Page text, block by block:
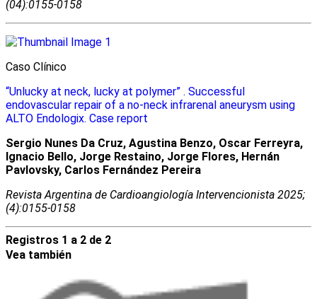
(04):0155-0158
Caso Clínico
“Unlucky at neck, lucky at polymer” . Successful
endovascular repair of a no-neck infrarenal aneurysm using
ALTO Endologix. Case report
Sergio Nunes Da Cruz, Agustina Benzo, Oscar Ferreyra,
Ignacio Bello, Jorge Restaino, Jorge Flores, Hernán
Pavlovsky, Carlos Fernández Pereira
Revista Argentina de Cardioangiologí­a Intervencionista 2025;
(4):0155-0158
Registros 1 a 2 de 2
Vea también